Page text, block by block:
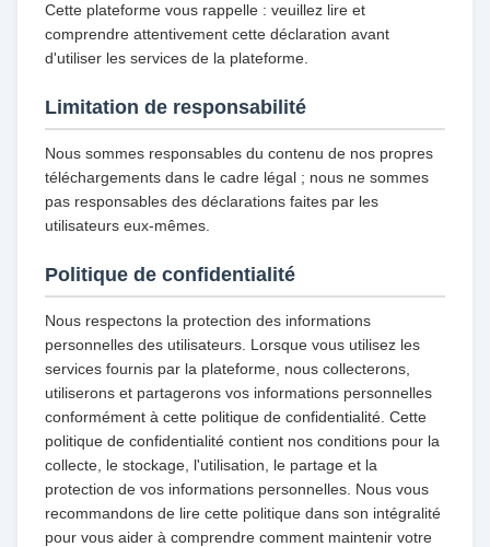
Cette plateforme vous rappelle : veuillez lire et
comprendre attentivement cette déclaration avant
d'utiliser les services de la plateforme.
Limitation de responsabilité
Nous sommes responsables du contenu de nos propres
téléchargements dans le cadre légal ; nous ne sommes
pas responsables des déclarations faites par les
utilisateurs eux-mêmes.
Politique de confidentialité
Nous respectons la protection des informations
personnelles des utilisateurs. Lorsque vous utilisez les
services fournis par la plateforme, nous collecterons,
utiliserons et partagerons vos informations personnelles
conformément à cette politique de confidentialité. Cette
politique de confidentialité contient nos conditions pour la
collecte, le stockage, l'utilisation, le partage et la
protection de vos informations personnelles. Nous vous
recommandons de lire cette politique dans son intégralité
pour vous aider à comprendre comment maintenir votre